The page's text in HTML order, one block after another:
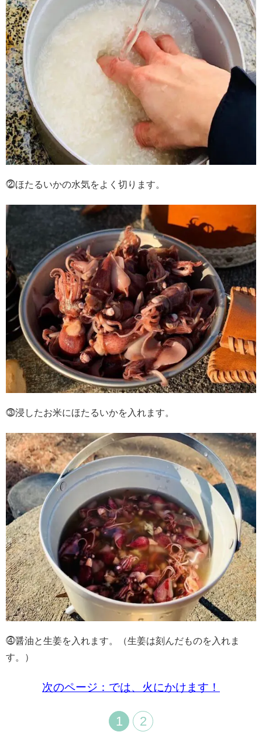
⓶ほたるいかの水気をよく切ります。
⓷浸したお米にほたるいかを入れます。
⓸醤油と生姜を入れます。（生姜は刻んだものを入れま
す。）
次のページ：では、火にかけます！
1 2